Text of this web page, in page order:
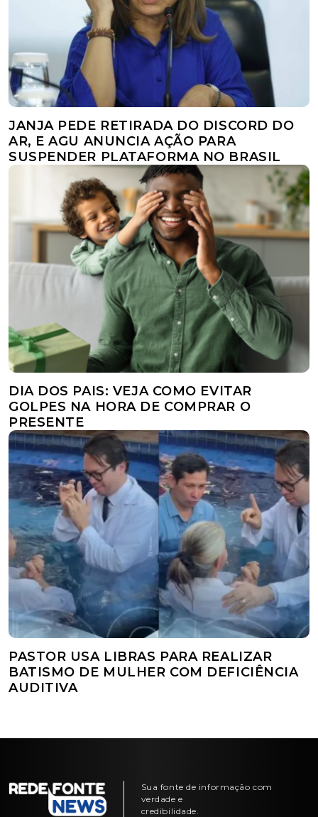
JANJA PEDE RETIRADA DO DISCORD DO
AR, E AGU ANUNCIA AÇÃO PARA
SUSPENDER PLATAFORMA NO BRASIL
DIA DOS PAIS: VEJA COMO EVITAR
GOLPES NA HORA DE COMPRAR O
PRESENTE
PASTOR USA LIBRAS PARA REALIZAR
BATISMO DE MULHER COM DEFICIÊNCIA
AUDITIVA
Sua fonte de informação com
verdade e
credibilidade.